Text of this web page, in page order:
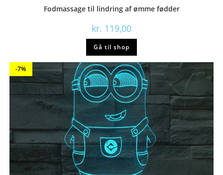
Fodmassage til lindring af ømme fødder
kr. 119,00
Gå til shop
-7%